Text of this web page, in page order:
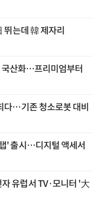
는데 韓 제자리
국산화…프리미엄부터
다…기존 청소로봇 대비
' 출시…디지털 액세서
유럽서 TV·모니터 '大